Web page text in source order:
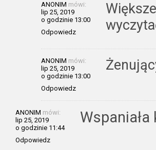
ANONIM mówi:
lip 25, 2019
o godzinie 13:00
Odpowiedz
ANONIM mówi:
lip 25, 2019
o godzinie 13:00
Odpowiedz
ANONIM mówi:
lip 25, 2019
o godzinie 11:44
Odpowiedz